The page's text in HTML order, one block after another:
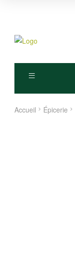
Accueil Épicerie